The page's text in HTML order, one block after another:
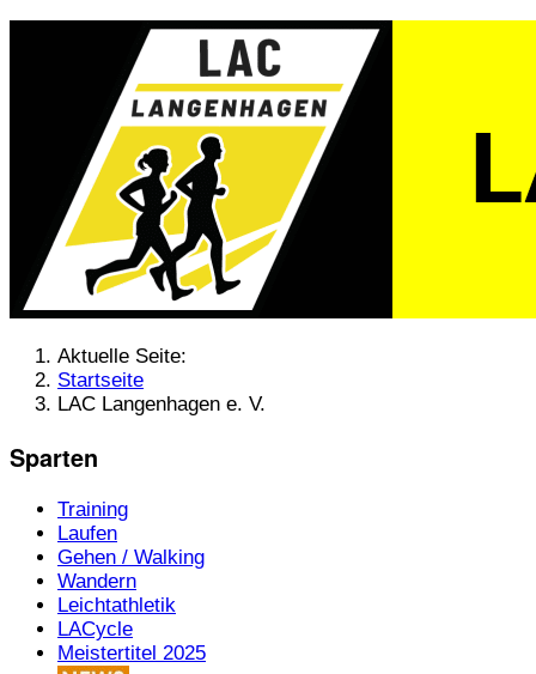
Aktuelle Seite:
Startseite
LAC Langenhagen e. V.
Sparten
Training
Laufen
Gehen / Walking
Wandern
Leichtathletik
LACycle
Meistertitel 2025